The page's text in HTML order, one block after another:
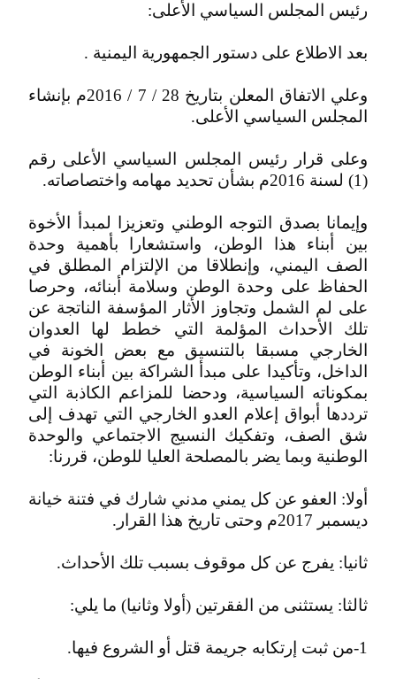
رئيس المجلس السياسي الأعلى:
بعد الاطلاع على دستور الجمهورية اليمنية .
وعلي الاتفاق المعلن بتاريخ 28 / 7 / 2016م بإنشاء
المجلس السياسي الأعلى.
وعلى قرار رئيس المجلس السياسي الأعلى رقم
(1) لسنة 2016م بشأن تحديد مهامه واختصاصاته.
وإيمانا بصدق التوجه الوطني وتعزيزا لمبدأ الأخوة
بين أبناء هذا الوطن، واستشعارا بأهمية وحدة
الصف اليمني، وإنطلاقا من الإلتزام المطلق في
الحفاظ على وحدة الوطن وسلامة أبنائه، وحرصا
على لم الشمل وتجاوز الأثار المؤسفة الناتجة عن
تلك الأحداث المؤلمة التي خطط لها العدوان
الخارجي مسبقا بالتنسيق مع بعض الخونة في
الداخل، وتأكيدا على مبدأ الشراكة بين أبناء الوطن
بمكوناته السياسية، ودحضا للمزاعم الكاذبة التي
ترددها أبواق إعلام العدو الخارجي التي تهدف إلى
شق الصف، وتفكيك النسيج الاجتماعي والوحدة
الوطنية وبما يضر بالمصلحة العليا للوطن، قررنا:
أولا: العفو عن كل يمني مدني شارك في فتنة خيانة
ديسمبر 2017م وحتى تاريخ هذا القرار.
ثانيا: يفرج عن كل موقوف بسبب تلك الأحداث.
ثالثا: يستثنى من الفقرتين (أولا وثانيا) ما يلي:
1-من ثبت إرتكابه جريمة قتل أو الشروع فيها.